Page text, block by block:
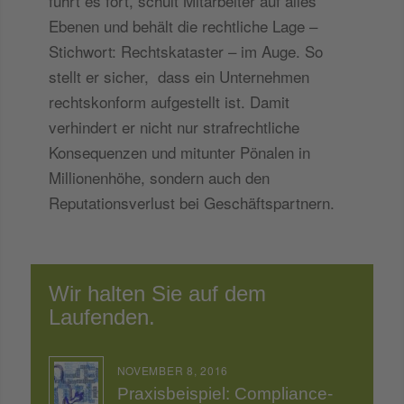
Ebenen und behält die rechtliche Lage –
Stichwort: Rechtskataster – im Auge. So
stellt er sicher, dass ein Unternehmen
rechtskonform aufgestellt ist. Damit
verhindert er nicht nur strafrechtliche
Konsequenzen und mitunter Pönalen in
Millionenhöhe, sondern auch den
Reputationsverlust bei Geschäftspartnern.
Wir halten Sie auf dem
Laufenden.
NOVEMBER 8, 2016
Praxisbeispiel: Compliance-